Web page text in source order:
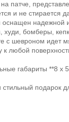
патче,
и не
худи, бомберы,
с шевроном идет
любой
габариты **8 x
подарок